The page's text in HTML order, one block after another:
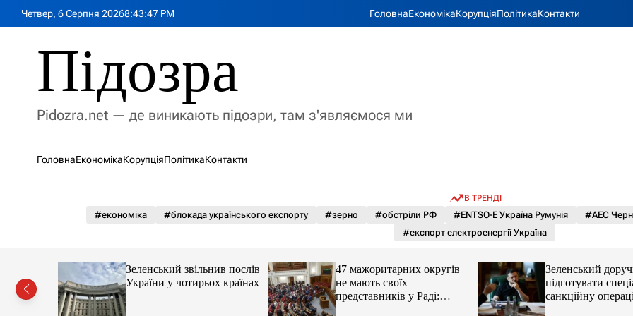
Четвер, 6 Серпня 20268:43:48 PM ГоловнаЕкономікаКорупціяПолітикаКонтакти
Підозра
Pidozra.net — де виникають підозри, там з'являємося ми
ГоловнаЕкономікаКорупціяПолітикаКонтакти
В ТРЕНДІ
#економіка #блокада українського експорту #зерно #обстріли РФ #ENTSO-E Україна Румунія #АЕС
#експорт електроенергії Україна
Зеленський звільнив послів
України у чотирьох країнах
47 мажоритарних округів
не мають своїх
представників у Раді:
причина
Зеленський
підготувати
санкційну
РФ